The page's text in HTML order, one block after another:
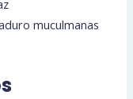
muculmanas